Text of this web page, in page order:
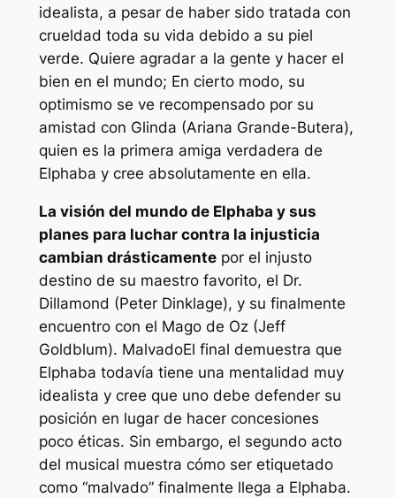
idealista, a pesar de haber sido tratada con
crueldad toda su vida debido a su piel
verde. Quiere agradar a la gente y hacer el
bien en el mundo; En cierto modo, su
optimismo se ve recompensado por su
amistad con Glinda (Ariana Grande-Butera),
quien es la primera amiga verdadera de
Elphaba y cree absolutamente en ella.
La visión del mundo de Elphaba y sus
planes para luchar contra la injusticia
cambian drásticamentepor el injusto
destino de su maestro favorito, el Dr.
Dillamond (Peter Dinklage), y su finalmente
encuentro con el Mago de Oz (Jeff
Goldblum). MalvadoEl final demuestra que
Elphaba todavía tiene una mentalidad muy
idealista y cree que uno debe defender su
posición en lugar de hacer concesiones
poco éticas. Sin embargo, el segundo acto
del musical muestra cómo ser etiquetado
como “malvado” finalmente llega a Elphaba.